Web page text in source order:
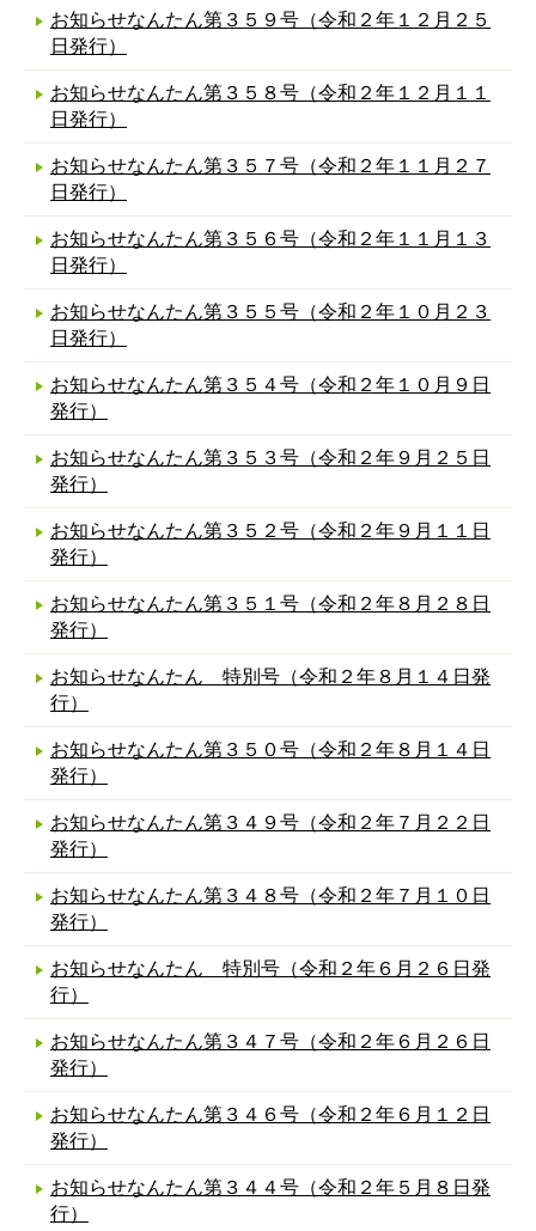
お知らせなんたん第３５９号（令和２年１２月２５
日発行）
お知らせなんたん第３５８号（令和２年１２月１１
日発行）
お知らせなんたん第３５７号（令和２年１１月２７
日発行）
お知らせなんたん第３５６号（令和２年１１月１３
日発行）
お知らせなんたん第３５５号（令和２年１０月２３
日発行）
お知らせなんたん第３５４号（令和２年１０月９日
発行）
お知らせなんたん第３５３号（令和２年９月２５日
発行）
お知らせなんたん第３５２号（令和２年９月１１日
発行）
お知らせなんたん第３５１号（令和２年８月２８日
発行）
お知らせなんたん 特別号（令和２年８月１４日発
行）
お知らせなんたん第３５０号（令和２年８月１４日
発行）
お知らせなんたん第３４９号（令和２年７月２２日
発行）
お知らせなんたん第３４８号（令和２年７月１０日
発行）
お知らせなんたん 特別号（令和２年６月２６日発
行）
お知らせなんたん第３４７号（令和２年６月２６日
発行）
お知らせなんたん第３４６号（令和２年６月１２日
発行）
お知らせなんたん第３４４号（令和２年５月８日発
行）